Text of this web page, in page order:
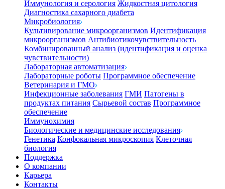
Иммунология и серология Жидкостная цитология
Диагностика сахарного диабета
Микробиология
Культивирование микроорганизмов Идентификация
микроорганизмов Антибиотикочувствительность
Комбинированный анализ (идентификация и оценка
чувствительности)
Лабораторная автоматизация
Лабораторные роботы Программное обеспечение
Ветеринария и ГМО
Инфекционные заболевания ГМИ Патогены в
продуктах питания Сырьевой состав Программное
обеспечение
Иммунохимия
Биологические и медицинские исследования
Генетика Конфокальная микроскопия Клеточная
биология
Поддержка
О компании
Карьера
Контакты